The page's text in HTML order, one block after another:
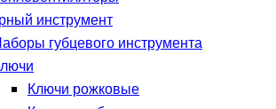
инструмент
губцевого инструмента
Ключи рожковые